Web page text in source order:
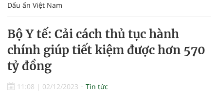
Dấu ấn Việt Nam
Bộ Y tế: Cải cách thủ tục hành
chính giúp tiết kiệm được hơn 570
tỷ đồng
11:08 | 02/12/2023 Tin tức